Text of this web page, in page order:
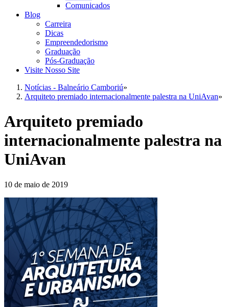
Comunicados
Blog
Carreira
Dicas
Empreendedorismo
Graduação
Pós-Graduação
Visite Nosso Site
Notícias - Balneário Camboriú»
Arquiteto premiado internacionalmente palestra na UniAvan»
Arquiteto premiado
internacionalmente palestra na
UniAvan
10 de maio de 2019